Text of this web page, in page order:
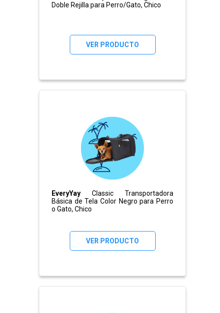
Doble Rejilla para Perro/Gato, Chico
VER PRODUCTO
EveryYay Classic Transportadora
Básica de Tela Color Negro para Perro
o Gato, Chico
VER PRODUCTO